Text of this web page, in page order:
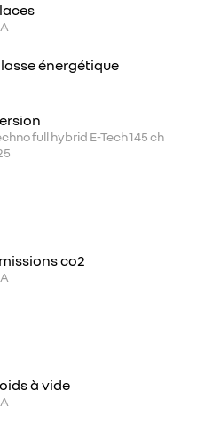
énergétique
full hybrid E-Tech 145 ch
co2
à vide